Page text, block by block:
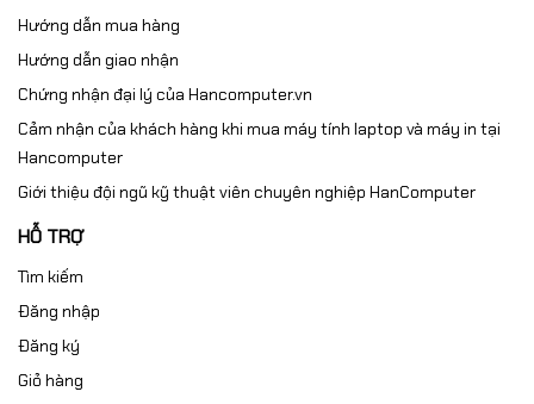
Hướng dẫn mua hàng
Hướng dẫn giao nhận
Chứng nhận đại lý của Hancomputer.vn
Cảm nhận của khách hàng khi mua máy tính laptop và máy in tại
Hancomputer
Giới thiệu đội ngũ kỹ thuật viên chuyên nghiệp HanComputer
HỖ TRỢ
Tìm kiếm
Đăng nhập
Đăng ký
Giỏ hàng